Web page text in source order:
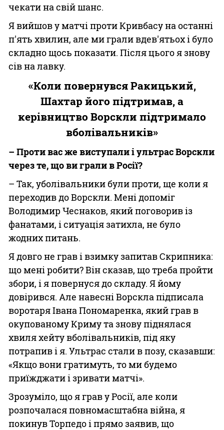
чекати на свій шанс.
Я вийшов у матчі проти Кривбасу на останні
п'ять хвилин, але ми грали вдев'ятьох і було
складно щось показати. Після цього я знову
сів на лавку.
«Коли повернувся Ракицький,
Шахтар його підтримав, а
керівництво Ворскли підтримало
вболівальників»
– Проти вас же виступали і ультрас Ворскли
через те, що ви грали в Росії?
– Так, уболівальники були проти, ще коли я
переходив до Ворскли. Мені допоміг
Володимир Чеснаков, який поговорив із
фанатами, і ситуація затихла, не було
жодних питань.
Я довго не грав і взимку запитав Скрипника:
що мені робити? Він сказав, що треба пройти
збори, і я повернуся до складу. Я йому
довірився. Але навесні Ворскла підписала
воротаря Івана Пономаренка, який грав в
окупованому Криму та знову піднялася
хвиля хейту вболівальників, під яку
потрапив і я. Ультрас стали в позу, сказавши:
«Якщо вони гратимуть, то ми будемо
приїжджати і зривати матчі».
Зрозуміло, що я грав у Росії, але коли
розпочалася повномасштабна війна, я
покинув Торпедо і прямо заявив, що